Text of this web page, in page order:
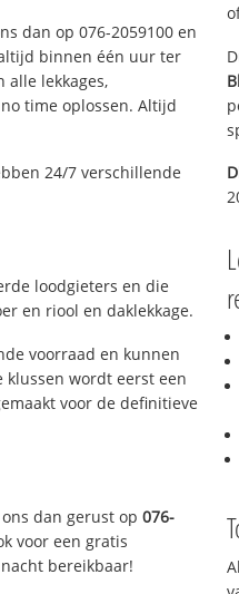
dan op 076-2059100 en
binnen één uur ter
alle lekkages,
time oplossen. Altijd
24/7 verschillende
loodgieters en die
en riool en daklekkage.
voorraad en kunnen
klussen wordt eerst een
voor de definitieve
ons dan gerust op076-
voor een gratis
bereikbaar!